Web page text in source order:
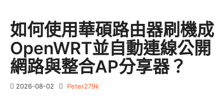
如何使用華碩路由器刷機成
OpenWRT並自動連線公開
網路與整合AP分享器？
2026-08-02 Peter279k